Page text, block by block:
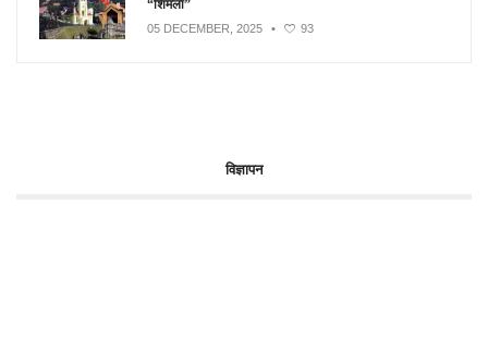
“शिमला”
05 DECEMBER, 2025 • 93
विज्ञापन